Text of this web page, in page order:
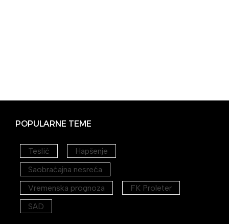
POPULARNE TEME
Teslić
Hapšenje
Saobraćajna nesreća
Vremenska prognoza
FK Proleter
SAD